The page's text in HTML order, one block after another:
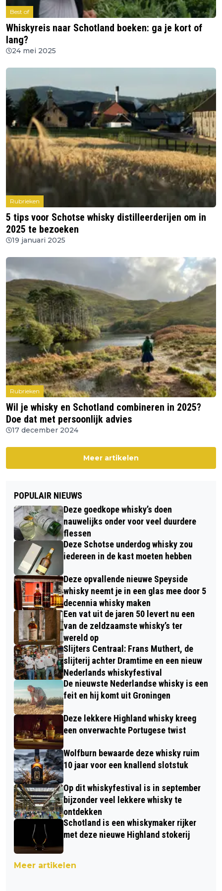
Best of
Whiskyreis naar Schotland boeken: ga je kort of
lang?
24 mei 2025
Rubrieken
5 tips voor Schotse whisky distilleerderijen om in
2025 te bezoeken
19 januari 2025
Rubrieken
Wil je whisky en Schotland combineren in 2025?
Doe dat met persoonlijk advies
17 december 2024
Meer artikelen
POPULAIR NIEUWS
Deze goedkope whisky’s doen
nauwelijks onder voor veel duurdere
flessen
Deze Schotse underdog whisky zou
iedereen in de kast moeten hebben
Deze opvallende nieuwe Speyside
whisky neemt je in een glas mee door 5
decennia whisky maken
Een vat uit de jaren 50 levert nu een
van de zeldzaamste whisky’s ter
wereld op
Slijters Centraal: Frans Muthert, de
slijterij achter Dramtime en een nieuw
Nederlands whiskyfestival
De nieuwste Nederlandse whisky is een
feit en hij komt uit Groningen
Deze lekkere Highland whisky kreeg
een onverwachte Portugese twist
Wolfburn bewaarde deze whisky ruim
10 jaar voor een knallend slotstuk
Op dit whiskyfestival is in september
bijzonder veel lekkere whisky te
ontdekken
Schotland is een whiskymaker rijker
met deze nieuwe Highland stokerij
Meer artikelen